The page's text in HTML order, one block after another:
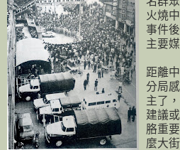
火燒
事件
主要
距離
分局
主了
建議
胳重
麼大